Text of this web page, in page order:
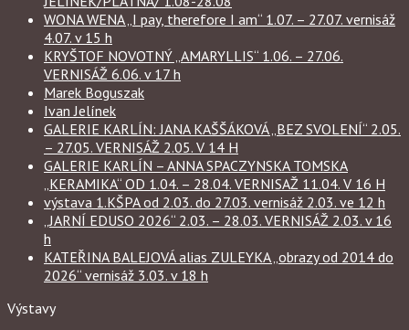
WONA WENA „I pay, therefore I am“ 1.07. – 27.07. vernisáž
4.07. v 15 h
KRYŠTOF NOVOTNÝ „AMARYLLIS“ 1.06. – 27.06.
VERNISÁŽ 6.06. v 17 h
Marek Boguszak
Ivan Jelínek
GALERIE KARLÍN: JANA KAŠŠÁKOVÁ „BEZ SVOLENÍ“ 2.05.
– 27.05. VERNISÁŽ 2.05. V 14 H
GALERIE KARLÍN – ANNA SPACZYNSKA TOMSKA
„KERAMIKA“ OD 1.04. – 28.04. VERNISAŽ 11.04. V 16 H
výstava 1.KŠPA od 2.03. do 27.03. vernisáž 2.03. ve 12 h
„JARNÍ EDUSO 2026“ 2.03. – 28.03. VERNISÁŽ 2.03. v 16
h
KATEŘINA BALEJOVÁ alias ZULEYKA „obrazy od 2014 do
2026“ vernisáž 3.03. v 18 h
Výstavy